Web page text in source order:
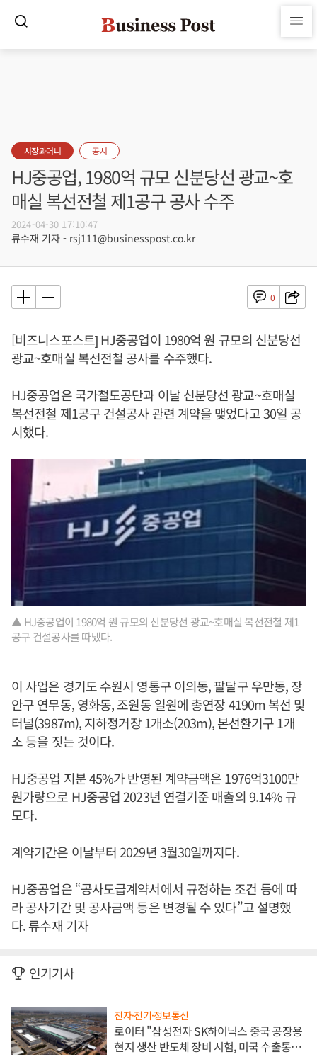
시장과머니 공시
HJ중공업, 1980억 규모 신분당선 광교~호
매실 복선전철 제1공구 공사 수주
2024-04-30 17:10:47
류수재 기자 - rsj111@businesspost.co.kr
0
[비즈니스포스트] HJ중공업이 1980억 원 규모의 신분당선
광교~호매실 복선전철 공사를 수주했다.
HJ중공업은 국가철도공단과 이날 신분당선 광교~호매실
복선전철 제1공구 건설공사 관련 계약을 맺었다고 30일 공
시했다.
▲ HJ중공업이 1980억 원 규모의 신분당선 광교~호매실 복선전철 제1
공구 건설공사를 따냈다.
이 사업은 경기도 수원시 영통구 이의동, 팔달구 우만동, 장
안구 연무동, 영화동, 조원동 일원에 총연장 4190m 복선 및
터널(3987m), 지하정거장 1개소(203m), 본선환기구 1개
소 등을 짓는 것이다.
HJ중공업 지분 45%가 반영된 계약금액은 1976억3100만
원가량으로 HJ중공업 2023년 연결기준 매출의 9.14% 규
모다.
계약기간은 이날부터 2029년 3월30일까지다.
HJ중공업은 “공사도급계약서에서 규정하는 조건 등에 따
라 공사기간 및 공사금액 등은 변경될 수 있다”고 설명했
다. 류수재 기자
인기기사
전자·전기·정보통신
로이터 "삼성전자 SK하이닉스 중국 공장용
현지 생산 반도체 장비 시험, 미국 수출통제